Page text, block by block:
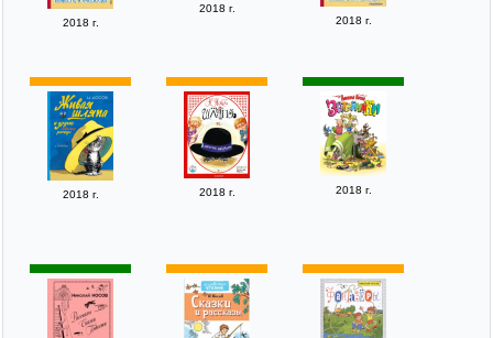
2018 г.
2018 г.
2018 г.
2018 г. 2018 г. 2018 г.